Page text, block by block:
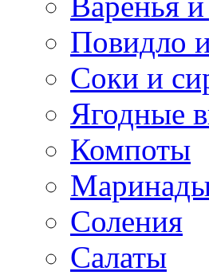
Повидло
Соки и
Ягодные
Компоты
Соления
Салаты